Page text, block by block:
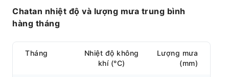
Chatan nhiệt độ và lượng mưa trung bình
hàng tháng
Tháng
Nhiệt độ không
khí (°C)
Lượng mưa
(mm)